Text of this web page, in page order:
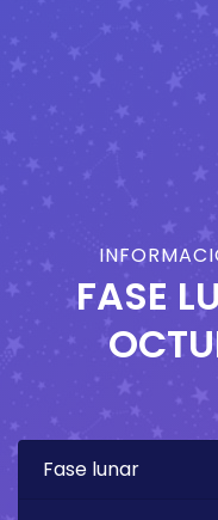
FASE
Fase lunar